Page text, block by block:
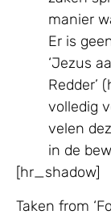
manier
Er is
‘Jezus
Redder’
volledig
velen
in de
[hr_shadow]
Taken from